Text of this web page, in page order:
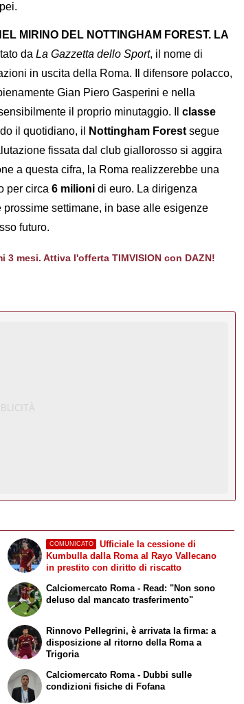
MIRINO DEL NOTTINGHAM FOREST. LA
da La Gazzetta dello Sport, il nome di
in uscita della Roma. Il difensore polacco,
Gian Piero Gasperini e nella
il proprio minutaggio. Il
classe
il quotidiano, il Nottingham Forest segue
fissata dal club giallorosso si aggira
a questa cifra, la Roma realizzerebbe una
per circa 6 milioni di euro. La dirigenza
settimane, in base alle esigenze
futuro.
3 mesi. Attiva l'offerta TIMVISION con DAZN!
COMUNICATO
Ufficiale la cessione di
Kumbulla dalla Roma al Rayo Vallecano
in prestito con diritto di riscatto
Calciomercato Roma - Read: "Non sono
deluso dal mancato trasferimento"
Rinnovo Pellegrini, è arrivata la firma: a
disposizione al ritorno della Roma a
Trigoria
Calciomercato Roma - Dubbi sulle
condizioni fisiche di Fofana